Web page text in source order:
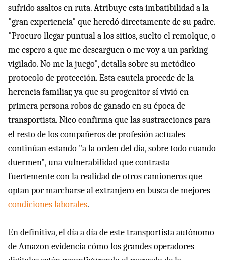
sufrido asaltos en ruta. Atribuye esta imbatibilidad a la
"gran experiencia" que heredó directamente de su padre.
"Procuro llegar puntual a los sitios, suelto el remolque, o
me espero a que me descarguen o me voy a un parking
vigilado. No me la juego", detalla sobre su metódico
protocolo de protección. Esta cautela procede de la
herencia familiar, ya que su progenitor sí vivió en
primera persona robos de ganado en su época de
transportista. Nico confirma que las sustracciones para
el resto de los compañeros de profesión actuales
continúan estando "a la orden del día, sobre todo cuando
duermen", una vulnerabilidad que contrasta
fuertemente con la realidad de otros camioneros que
optan por marcharse al extranjero en busca de mejores
condiciones laborales.
En definitiva, el día a día de este transportista autónomo
de Amazon evidencia cómo los grandes operadores